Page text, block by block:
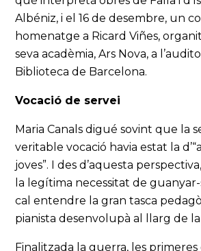
Albéniz, i el 16 de desembre, un
homenatge a Ricard Viñes,
seva acadèmia, Ars Nova, a
Biblioteca de Barcelona.
Vocació de servei
Maria Canals digué sovint que la
veritable vocació havia estat la
joves”. I des d’aquesta
la legítima necessitat de guanyar-
cal entendre la gran tasca
pianista desenvolupà al llarg de la
Finalitzada la guerra, les primeres